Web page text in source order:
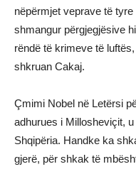
nëpërmjet veprave të
shmangur përgjegjësive
rëndë të krimeve të
shkruan Cakaj.
Çmimi Nobel në Letërsi
adhurues i Millosheviçit,
Shqipëria. Handke ka
gjerë, për shkak të